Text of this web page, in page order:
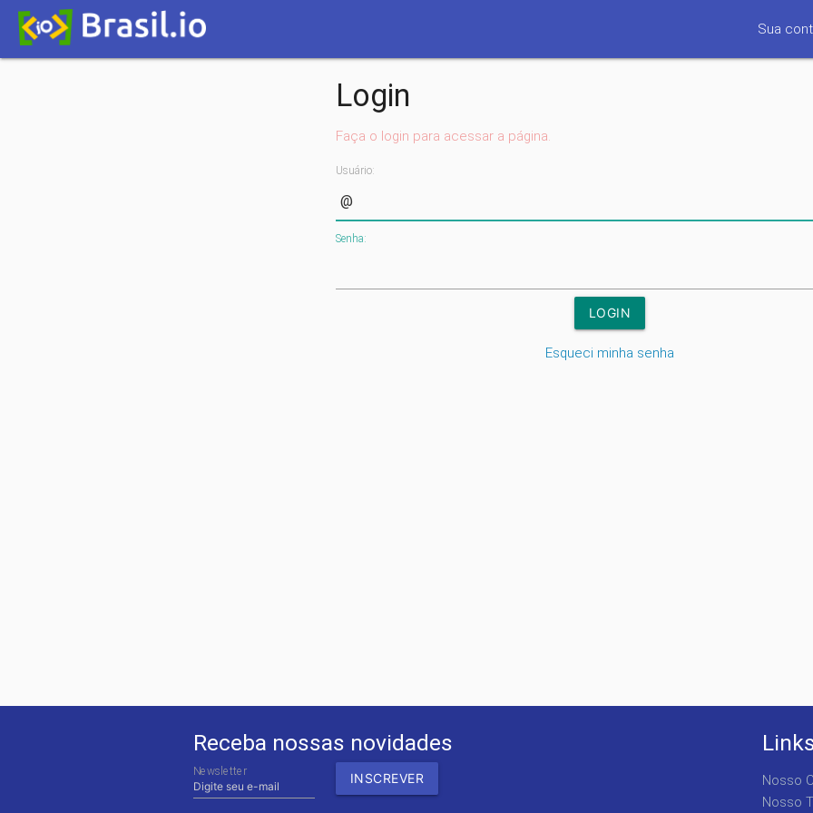
Sua
Login
Faça o login para acessar a página.
Usuário:
Senha:
Esqueci minha senha
Receba nossas novidades
Newsletter
Nosso
Nosso